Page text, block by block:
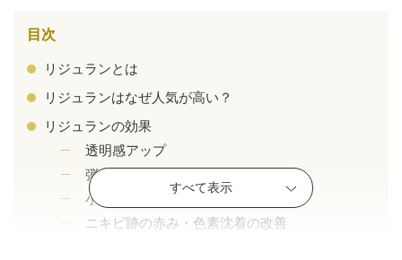
目次
リジュランとは
リジュランはなぜ人気が高い？
リジュランの効果
透明感アップ
弾力・ハリ感アップ
小じわ・ちりめんジワの改善
ニキビ跡の赤み・色素沈着の改善
すべて表示